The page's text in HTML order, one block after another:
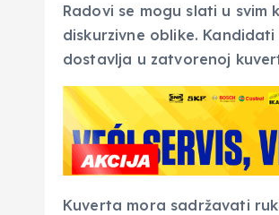
Radovi se mogu slati u svim
diskurzivne oblike.
dostavlja u zatvorenoj
Kuverta mora sadržavati